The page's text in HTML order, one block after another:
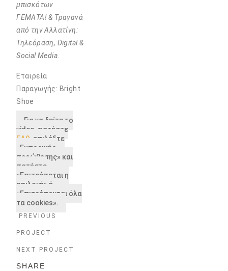
μπισκότων
ΓΕΜΑΤΑ! & Τραγανά
από την Αλλατίνη:
Τηλεόραση, Digital &
Social Media.
Εταιρεία
Παραγωγής: Bright
Shoe
Για να δείτε το
video, πατήστε
ΕΔΩ , επιλέξτε
«Εμπορικής
προώθησης» και
πατήστε
«Επιτρέπεται η
επιλογή» ή
«Επιτρέπονται όλα
τα cookies».
PREVIOUS
PROJECT
NEXT PROJECT
SHARE